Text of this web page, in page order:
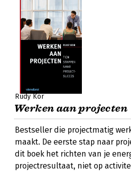
Rudy Kor
Werken aan projecten
Bestseller die projectmatig
maakt. De eerste stap naar
dit boek het richten van je
projectresultaat, niet op